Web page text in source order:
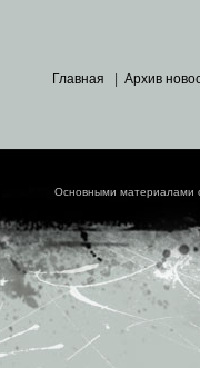
Главная Архив
Основными материалами